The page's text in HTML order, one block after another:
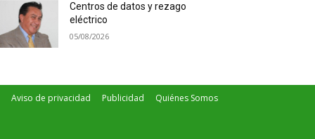
Centros de datos y rezago
eléctrico
05/08/2026
Aviso de privacidad Publicidad Quiénes Somos